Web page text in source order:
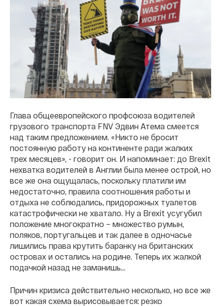
Глава общеевропейского профсоюза водителей
грузового транспорта FNV Эдвин Атема смеется
над таким предложением. «Никто не бросит
постоянную работу на континенте ради жалких
трех месяцев», - говорит он. И напоминает: до Brexit
нехватка водителей в Англии была менее острой, но
все же она ощущалась, поскольку платили им
недостаточно, правила соотношения работы и
отдыха не соблюдались, придорожных туалетов
катастрофически не хватало. Ну а Brexit усугубил
положение многократно – множество румын,
поляков, португальцев и так далее в одночасье
лишились права крутить баранку на британских
островах и остались на родине. Теперь их жалкой
подачкой назад не заманишь…
Причин кризиса действительно несколько, но все же
вот какая схема вырисовывается: резко